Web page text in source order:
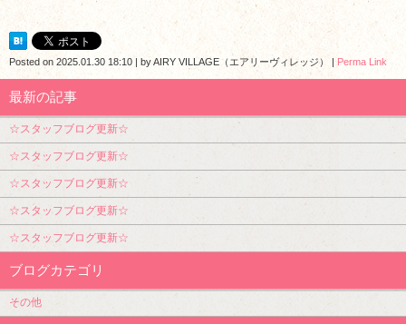
Posted on 2025.01.30 18:10 byAIRY VILLAGE（エアリーヴィレッジ） Perma Link
最新の記事
☆スタッフブログ更新☆
☆スタッフブログ更新☆
☆スタッフブログ更新☆
☆スタッフブログ更新☆
☆スタッフブログ更新☆
ブログカテゴリ
その他